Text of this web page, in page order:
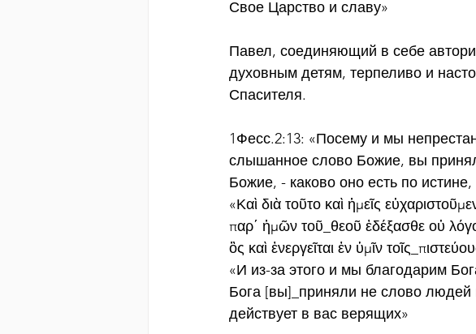
Свое Царство и славу»
Павел, соединяющий в себе
духовным детям, терпеливо и
Спасителя.
1Фесс.2:13: «Посему и мы
слышанное слово Божие, вы
Божие, - каково оно есть по
«Καὶ διὰ τοῦτο καὶ ἡμεῖς
παρ΄ ἡμῶν τοῦ_θεοῦ ἐδέξασθε οὐ
ὃς καὶ ἐνεργεῖται ἐν ὑμῖν
«И из-за этого и мы благодарим
Бога [вы]_приняли не слово людей
действует в вас верящих»